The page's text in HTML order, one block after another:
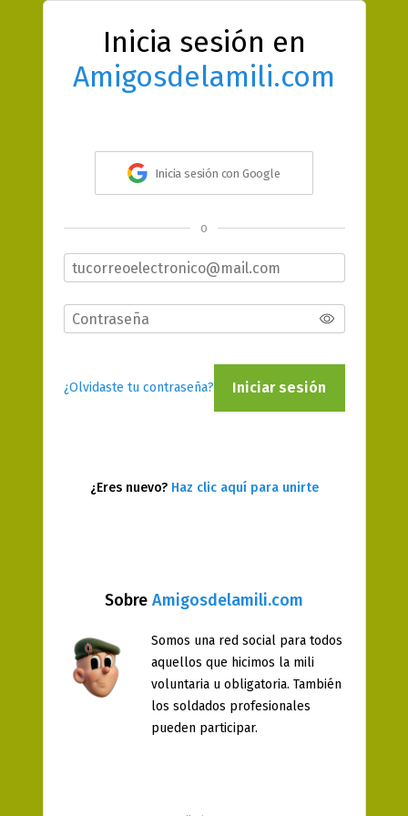
Sobre Amigosdelamili.com
Somos una red social para todos
aquellos que hicimos la mili
voluntaria u obligatoria. También
los soldados profesionales
pueden participar.
Inicia sesión en
Amigosdelamili.com
Inicia sesión con Google
o
¿Olvidaste tu contraseña? Iniciar sesión
¿Eres nuevo? Haz clic aquí para unirte